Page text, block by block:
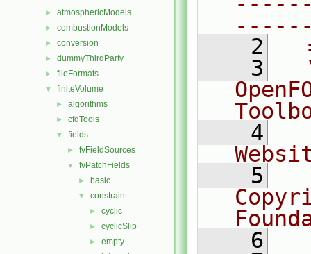
► atmosphericModels
► combustionModels
► conversion
► dummyThirdParty
► fileFormats
▼ finiteVolume
► algorithms
► cfdTools
▼ fields
► fvFieldSources
▼ fvPatchFields
► basic
▼ constraint
► cyclic
► cyclicSlip
► empty
    2
    3
    4
    5
    6